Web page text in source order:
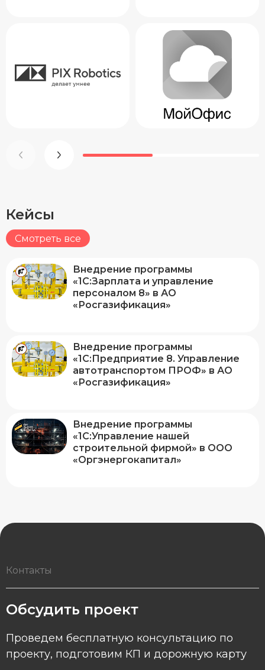
Кейсы
Смотреть все
Внедрение программы
«1С:Зарплата и управление
персоналом 8» в АО
«Росгазификация»
Внедрение программы
«1С:Предприятие 8. Управление
автотранспортом ПРОФ» в АО
«Росгазификация»
Внедрение программы
«1С:Управление нашей
строительной фирмой» в ООО
«Оргэнергокапитал»
Контакты
Обсудить проект
Проведем бесплатную консультацию по
проекту, подготовим КП и дорожную карту